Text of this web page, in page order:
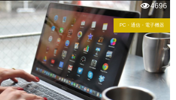
PC・通信・電子機器
4696